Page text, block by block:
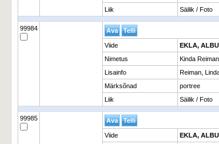
Liik
Säilik / Foto
99984
Viide EKLA,
Nimetus
Kinda Reiman
Lisainfo
Reiman,
Märksõnad
portree
Liik
Säilik / Foto
99985
Viide EKLA,